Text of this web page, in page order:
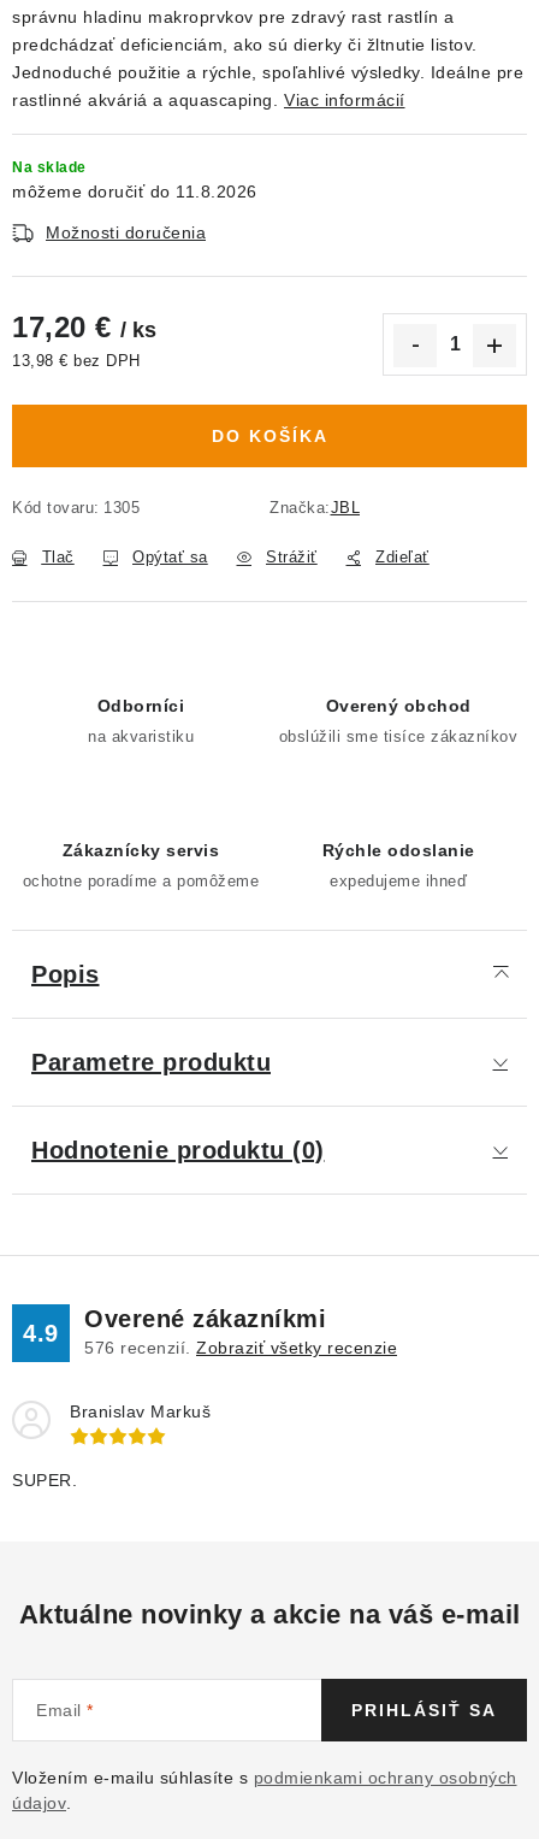
správnu hladinu makroprvkov pre zdravý rast rastlín a
predchádzať deficienciám, ako sú dierky či žltnutie listov.
Jednoduché použitie a rýchle, spoľahlivé výsledky. Ideálne pre
rastlinné akváriá a aquascaping.
Viac informácií
Na sklade
11.8.2026
Možnosti doručenia
17,20 € / ks
13,98 € bez DPH
DO KOŠÍKA
Kód tovaru: 1305 Značka:JBL
Tlač Opýtať sa Strážiť Zdieľať
Odborníci
na akvaristiku
Overený obchod
obslúžili sme tisíce zákazníkov
Zákaznícky servis
ochotne poradíme a pomôžeme
Rýchle odoslanie
expedujeme ihneď
Popis
Parametre produktu
Hodnotenie produktu (0)
4.9
Overené zákazníkmi
576 recenzií. Zobraziť všetky recenzie
Branislav Markuš
SUPER.
Aktuálne novinky a akcie na váš e-mail
Email
Vložením e-mailu súhlasíte s podmienkami ochrany osobných
údajov
PRIHLÁSIŤ SA